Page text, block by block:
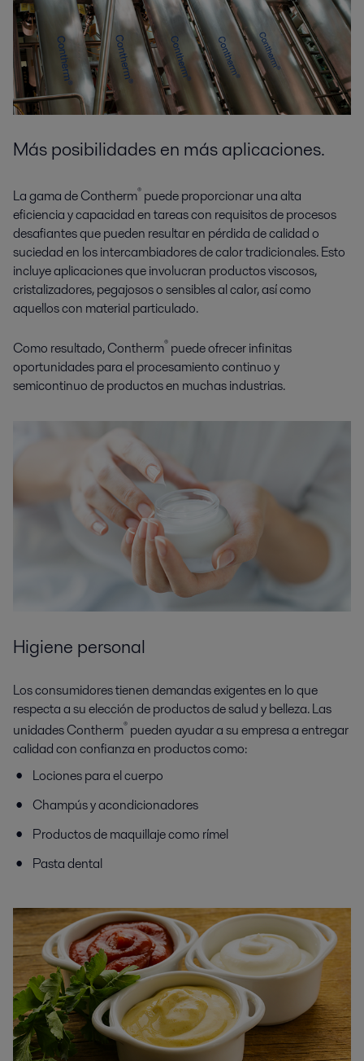
Más posibilidades en más aplicaciones.
La gama de Contherm® puede proporcionar una alta
eficiencia y capacidad en tareas con requisitos de procesos
desafiantes que pueden resultar en pérdida de calidad o
suciedad en los intercambiadores de calor tradicionales. Esto
incluye aplicaciones que involucran productos viscosos,
cristalizadores, pegajosos o sensibles al calor, así como
aquellos con material particulado.
Como resultado, Contherm® puede ofrecer infinitas
oportunidades para el procesamiento continuo y
semicontinuo de productos en muchas industrias.
Higiene personal
Los consumidores tienen demandas exigentes en lo que
respecta a su elección de productos de salud y belleza. Las
unidades Contherm® pueden ayudar a su empresa a entregar
calidad con confianza en productos como:
Lociones para el cuerpo
Champús y acondicionadores
Productos de maquillaje como rímel
Pasta dental